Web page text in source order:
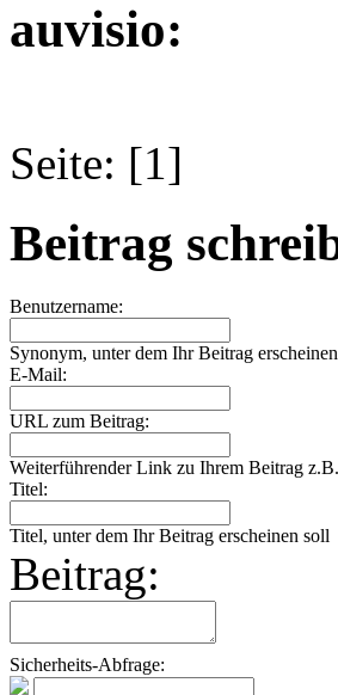
auvisio:
Seite: [1]
Beitrag
Benutzername:
Synonym, unter dem Ihr Beitrag
E-Mail:
URL zum Beitrag:
Weiterführender Link zu Ihrem Beitrag
Titel:
Titel, unter dem Ihr Beitrag erscheinen soll
Beitrag:
Sicherheits-Abfrage: